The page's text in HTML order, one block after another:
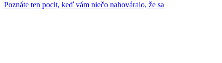
Poznáte ten pocit, keď vám niečo nahováralo, že sa